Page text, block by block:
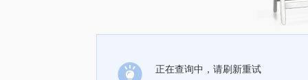
正在查询中，请刷新重试